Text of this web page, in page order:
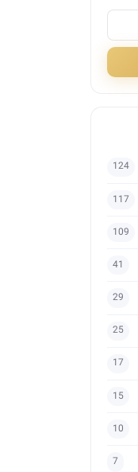
124
117
109
41
29
25
17
15
10
7